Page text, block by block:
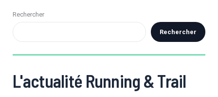
Rechercher
Rechercher
L'actualité Running & Trail